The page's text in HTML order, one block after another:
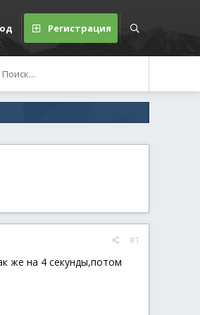
Регистрация
#1
же на 4 секунды,потом